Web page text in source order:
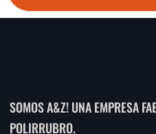
SOMOS A&Z! UNA EMPRESA
POLIRRUBRO.